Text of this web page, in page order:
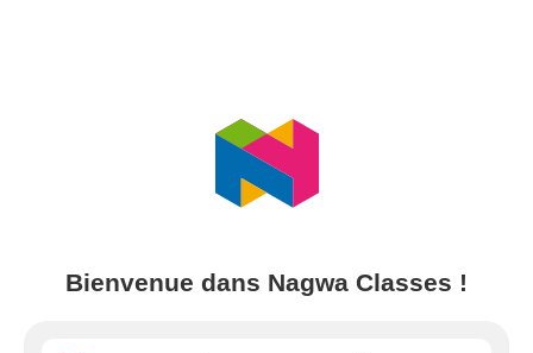
Bienvenue dans Nagwa Classes !